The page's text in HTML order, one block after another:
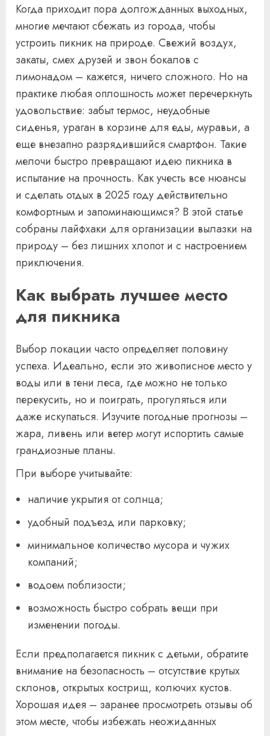
Когда приходит пора долгожданных выходных,
многие мечтают сбежать из города, чтобы
устроить пикник на природе. Свежий воздух,
закаты, смех друзей и звон бокалов с
лимонадом – кажется, ничего сложного. Но на
практике любая оплошность может перечеркнуть
удовольствие: забыт термос, неудобные
сиденья, ураган в корзине для еды, муравьи, а
еще внезапно разрядившийся смартфон. Такие
мелочи быстро превращают идею пикника в
испытание на прочность. Как учесть все нюансы
и сделать отдых в 2025 году действительно
комфортным и запоминающимся? В этой статье
собраны лайфхаки для организации вылазки на
природу – без лишних хлопот и с настроением
приключения.
Как выбрать лучшее место
для пикника
Выбор локации часто определяет половину
успеха. Идеально, если это живописное место у
воды или в тени леса, где можно не только
перекусить, но и поиграть, прогуляться или
даже искупаться. Изучите погодные прогнозы –
жара, ливень или ветер могут испортить самые
грандиозные планы.
При выборе учитывайте:
наличие укрытия от солнца;
удобный подъезд или парковку;
минимальное количество мусора и чужих
компаний;
водоем поблизости;
возможность быстро собрать вещи при
изменении погоды.
Если предполагается пикник с детьми, обратите
внимание на безопасность – отсутствие крутых
склонов, открытых кострищ, колючих кустов.
Хорошая идея – заранее просмотреть отзывы об
этом месте, чтобы избежать неожиданных